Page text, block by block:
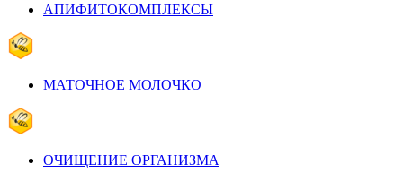
АПИФИТОКОМПЛЕКСЫ
МАТОЧНОЕ МОЛОЧКО
ОЧИЩЕНИЕ ОРГАНИЗМА